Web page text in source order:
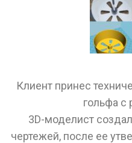
Клиент принес
гольфа с
3D-моделист
чертежей, после ее